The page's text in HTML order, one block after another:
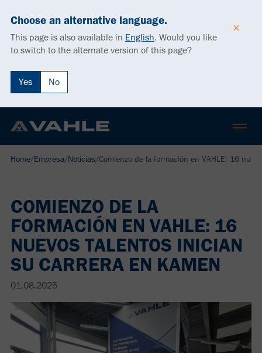
Choose an alternative language.
This page is also available in English. Would you like
to switch to the alternate version of this page?
Yes No
Home/Empresa/Noticias/Comienzo de la formación en VAHLE: 16
COMIENZO DE LA
FORMACIÓN EN VAHLE: 16
NUEVOS TALENTOS INICIAN
SU CARRERA EN KAMEN
01.08.2025